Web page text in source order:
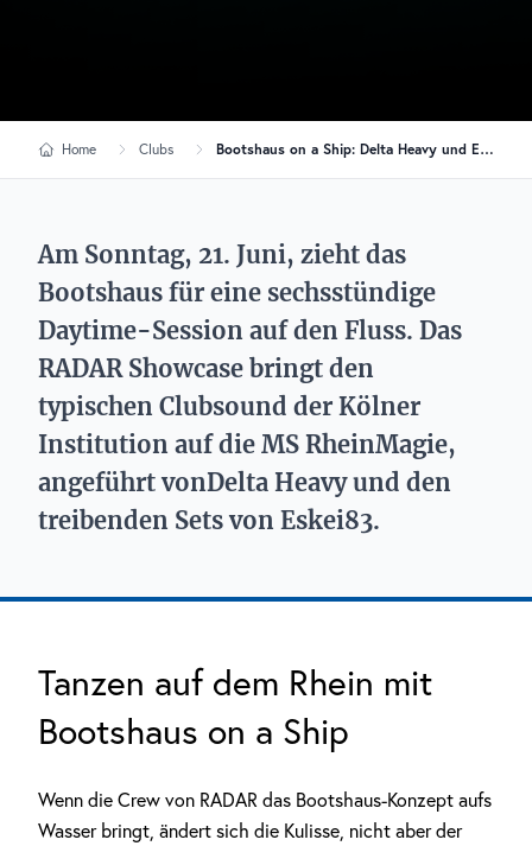
Home Clubs Bootshaus on a Ship: Delta Heavy und Eskei83 bringen Drum & Bass auf den Rhein
Am Sonntag, 21. Juni, zieht das
Bootshaus für eine sechsstündige
Daytime-Session auf den Fluss. Das
RADAR Showcase bringt den
typischen Clubsound der Kölner
Institution auf die MS RheinMagie,
angeführt vonDelta Heavy und den
treibenden Sets von Eskei83.
Tanzen auf dem Rhein mit
Bootshaus on a Ship
Wenn die Crew von RADAR das Bootshaus-Konzept aufs
Wasser bringt, ändert sich die Kulisse, nicht aber der